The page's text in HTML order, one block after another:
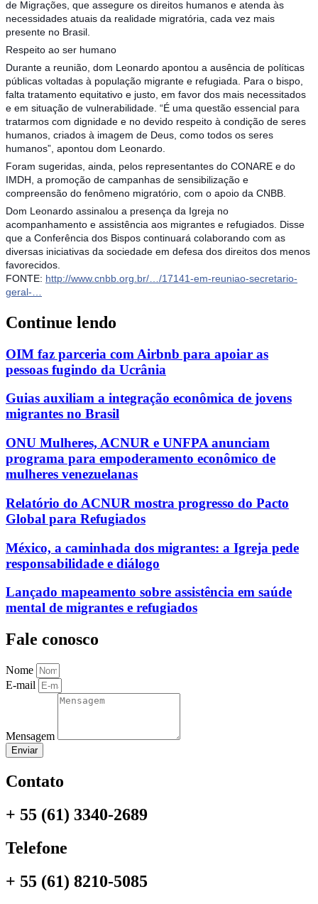
de Migrações, que assegure os direitos humanos e atenda às
necessidades atuais da realidade migratória, cada vez mais
presente no Brasil.
Respeito ao ser humano
Durante a reunião, dom Leonardo apontou a ausência de políticas
públicas voltadas à população migrante e refugiada. Para o bispo,
falta tratamento equitativo e justo, em favor dos mais necessitados
e em situação de vulnerabilidade. “É uma questão essencial para
tratarmos com dignidade e no devido respeito à condição de seres
humanos, criados à imagem de Deus, como todos os seres
humanos”, apontou dom Leonardo.
Foram sugeridas, ainda, pelos representantes do CONARE e do
IMDH, a promoção de campanhas de sensibilização e
compreensão do fenômeno migratório, com o apoio da CNBB.
Dom Leonardo assinalou a presença da Igreja no
acompanhamento e assistência aos migrantes e refugiados. Disse
que a Conferência dos Bispos continuará colaborando com as
diversas iniciativas da sociedade em defesa dos direitos dos menos
favorecidos.
FONTE: http://www.cnbb.org.br/…/17141-em-reuniao-secretario-
geral-…
Continue lendo
OIM faz parceria com Airbnb para apoiar as
pessoas fugindo da Ucrânia
Guias auxiliam a integração econômica de jovens
migrantes no Brasil
ONU Mulheres, ACNUR e UNFPA anunciam
programa para empoderamento econômico de
mulheres venezuelanas
Relatório do ACNUR mostra progresso do Pacto
Global para Refugiados
México, a caminhada dos migrantes: a Igreja pede
responsabilidade e diálogo
Lançado mapeamento sobre assistência em saúde
mental de migrantes e refugiados
Fale conosco
Nome
E-mail
Mensagem
Enviar
Contato
+ 55 (61) 3340-2689
Telefone
+ 55 (61) 8210-5085